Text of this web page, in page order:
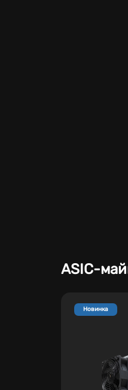
ASIC-
Новинка